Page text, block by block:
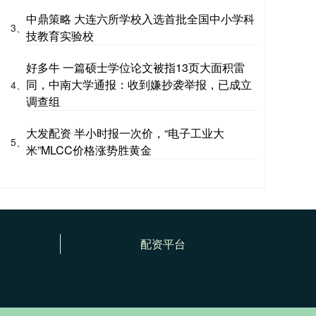
3、
中鼎策略 大连六所学校入选首批全国中小学科
技教育实验校
4、
好多牛 一篇硕士学位论文被指13页大面积雷
同，中南大学通报：收到嫌抄袭举报，已成立
调查组
5、
大发配资 半小时报一次价，“电子工业大
米”MLCC价格涨势胜黄金
配资平台